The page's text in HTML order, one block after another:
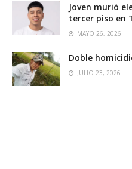
Joven murió
tercer piso en
MAYO 26, 2026
Doble
JULIO 23, 2026